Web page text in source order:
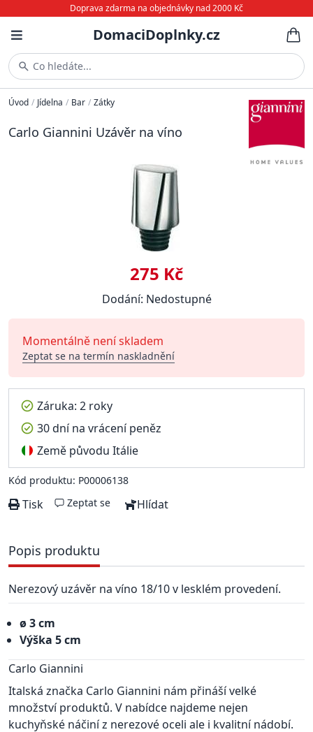
Doprava zdarma na objednávky nad 2000 Kč
DomaciDoplnky.cz
Co hledáte...
Úvod / Jídelna / Bar / Zátky
Carlo Giannini Uzávěr na víno
275 Kč
Dodání: Nedostupné
Momentálně není skladem
Zeptat se na termín naskladnění
Záruka: 2 roky
30 dní na vrácení peněz
Země původu Itálie
Kód produktu: P00006138
Tisk Zeptat se Hlídat
Popis produktu
Nerezový uzávěr na víno 18/10 v lesklém provedení.
ø 3 cm
Výška 5 cm
Carlo Giannini
Italská značka Carlo Giannini nám přináší velké
množství produktů. V nabídce najdeme nejen
kuchyňské náčiní z nerezové oceli ale i kvalitní nádobí.